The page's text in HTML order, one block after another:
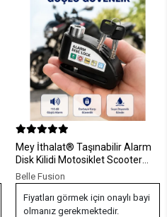
Mey İthalat® Taşınabilir Alarm
Disk Kilidi Motosiklet Scooter
Bisiklet Güvenlik Yeni Nesil
Belle Fusion
Fiyatları görmek için onaylı bayi
olmanız gerekmektedir.